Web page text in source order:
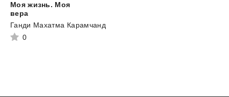
Моя жизнь. Моя
вера
Ганди Махатма Карамчанд
0